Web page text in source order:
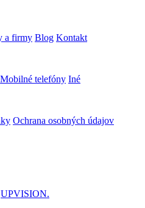
a firmy Blog Kontakt
Mobilné telefóny Iné
Ochrana osobných údajov
UPVISION.